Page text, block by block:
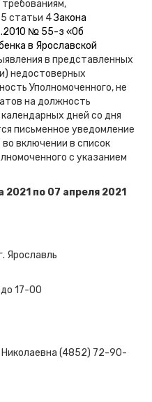
5 статьи 4Закона
№ 55-з «Об
в Ярославской
в представленных
недостоверных
Уполномоченного, не
на должность
дней со дня
письменное уведомление
включении в список
с указанием
2021 по 07 апреля 2021
Ярославль
17-00
(4852) 72-90-